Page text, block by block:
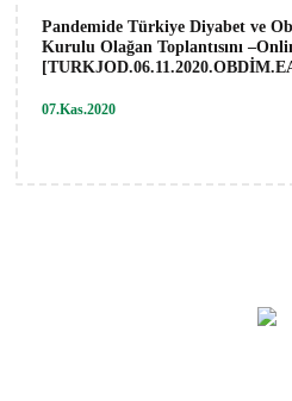
Pandemide Türkiye Diyabet ve
Kurulu Olağan Toplantısını
07.Kas.2020